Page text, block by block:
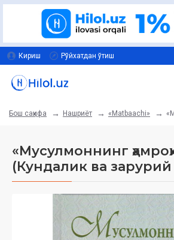
Кириш Рўйхатдан ўтиш
Бош саҳифа Нашриёт «Matbaachi»
«Мусулмоннинг
(Кундалик ва